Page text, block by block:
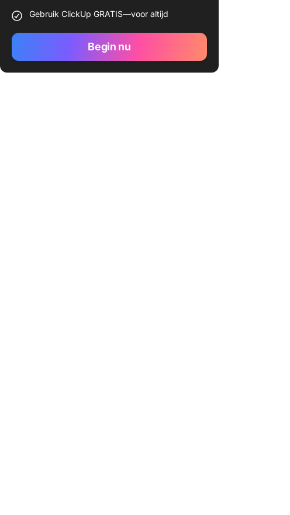
Gebruik ClickUp GRATIS—voor altijd
Begin nu